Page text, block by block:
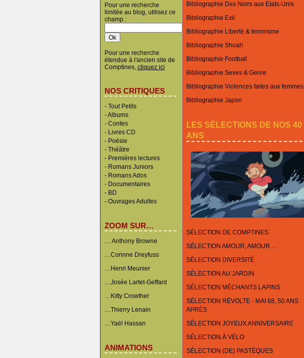
Pour une recherche
limitée au blog, utilisez ce
champ :
Pour une recherche
étendue à l'ancien site de
Comptines, cliquez ici
NOS CRITIQUES
- Tout Petits
-Albums
- Contes
- Livres CD
- Poésie
- Théâtre
- Premières lectures
- Romans Juniors
- Romans Ados
- Documentaires
- BD
- Ouvrages Adultes
ZOOM SUR…
… Anthony Browne
…Corinne Dreyfuss
…Henri Meunier
…Josée Lartet-Geffard
…Kitty Crowther
…Thierry Lenain
…Yaël Hassan
ANIMATIONS
Bibliographie Des Noirs aux Etats-Unis
Bibliographie Exil
Bibliographie Liberté & terrorisme
Bibliographie Shoah
Bibliographie Football
Bibliographie Sexes & Genre
Bibliographie Violences faites aux femmes
Bibliographie Japon
LES SÉLECTIONS DE NOS 40
ANS
SÉLECTION DE COMPTINES
SÉLECTION AMOUR, AMOUR…
SÉLECTION DIVERSITÉ
SÉLECTION AU JARDIN
SÉLECTION MÉCHANTS LAPINS
SÉLECTION RÉVOLTE - MAI 68, 50 ANS
APRÈS
SÉLECTION JOYEUX ANNIVERSAIRE
SÉLECTION À VÉLO
SÉLECTION (DE) PASTÈQUES